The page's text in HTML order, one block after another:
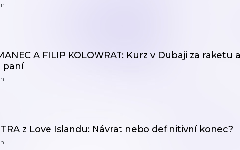
A FILIP KOLOWRAT: Kurz v Dubaji za raketu a
paní
z Love Islandu: Návrat nebo definitivní konec?